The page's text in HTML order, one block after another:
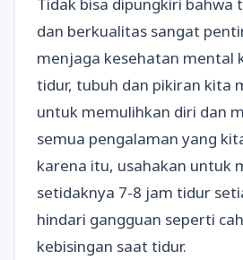
dan berkualitas sangat
menjaga kesehatan mental
tidur, tubuh dan pikiran kita
untuk memulihkan diri dan
semua pengalaman yang
karena itu, usahakan untuk
setidaknya 7-8 jam tidur
hindari gangguan seperti
kebisingan saat tidur.